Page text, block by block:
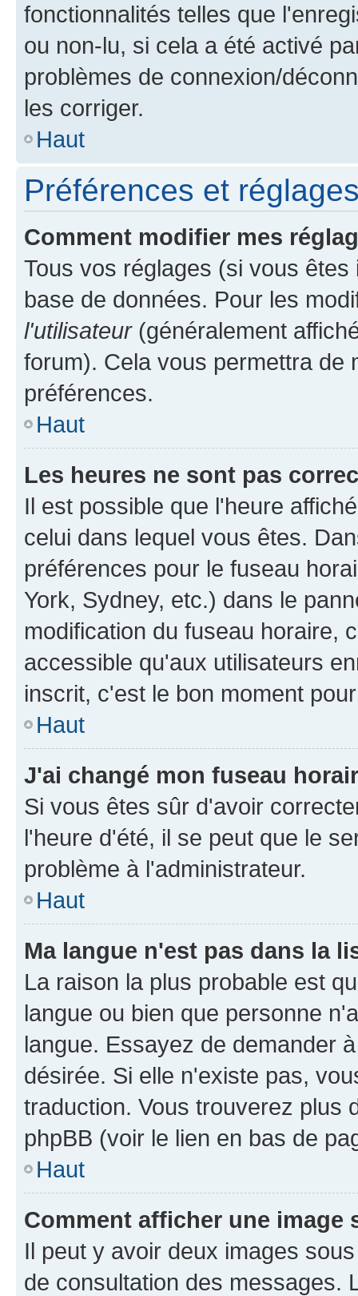
fonctionnalités telles que
ou non-lu, si cela a été activé
problèmes de connexion/
les corriger.
Haut
Préférences et
Comment modifier mes
Tous vos réglages (si vous
base de données. Pour les
l'utilisateur(généralement
forum). Cela vous permettra de
préférences.
Haut
Les heures ne sont pas
Il est possible que l'heure
celui dans lequel vous êtes.
préférences pour le fuseau
York, Sydney, etc.) dans le
modification du fuseau horaire,
accessible qu'aux utilisateurs
inscrit, c'est le bon moment
Haut
J'ai changé mon fuseau
Si vous êtes sûr d'avoir
l'heure d'été, il se peut que le
problème à l'administrateur.
Haut
Ma langue n'est pas dans la
La raison la plus probable est
langue ou bien que personne
langue. Essayez de demander
désirée. Si elle n'existe pas,
traduction. Vous trouverez plus
phpBB (voir le lien en bas de
Haut
Comment afficher une image
Il peut y avoir deux images
de consultation des messages.